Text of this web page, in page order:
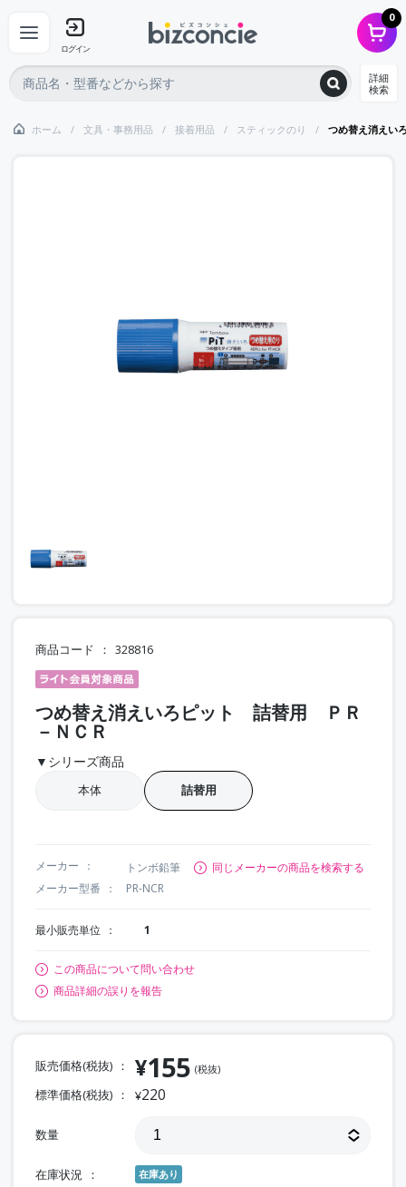
ログイン
0
詳細
検索
ホーム 文具・事務用品 接着用品 スティックのり つめ替え消え
商品コード 328816
つめ替え消えいろピット 詰替用 ＰＲ
－ＮＣＲ
▼シリーズ商品
本体 詰替用
メーカー トンボ鉛筆
同じメーカーの商品を検索する
メーカー型番
PR-NCR
最小販売単位 1
この商品について問い合わせ
商品詳細の誤りを報告
販売価格(税抜) ¥155 (税抜)
標準価格(税抜) ¥220
数量
在庫状況 在庫あり